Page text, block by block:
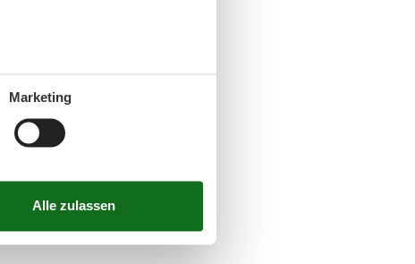
Marketing